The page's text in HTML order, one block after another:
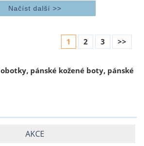
1 2 3 >>
pánské kožené boty, pánské
AKCE